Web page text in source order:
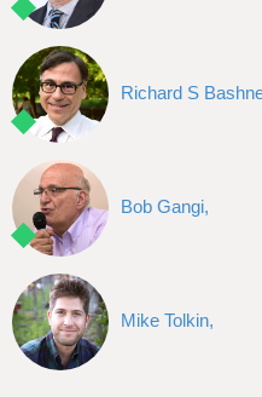
Richard S
Bob Gangi,
Mike Tolkin,